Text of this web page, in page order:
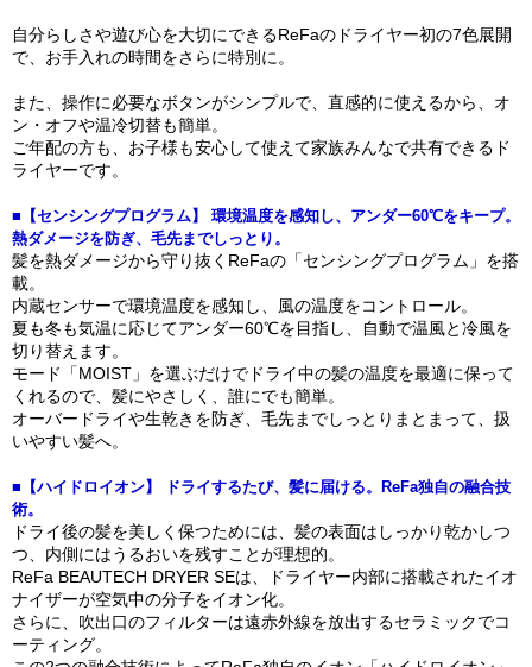
自分らしさや遊び心を大切にできるReFaのドライヤー初の7色展開
で、お手入れの時間をさらに特別に。
また、操作に必要なボタンがシンプルで、直感的に使えるから、オ
ン・オフや温冷切替も簡単。
ご年配の方も、お子様も安心して使えて家族みんなで共有できるド
ライヤーです。
■【センシングプログラム】 環境温度を感知し、アンダー60℃をキープ。
熱ダメージを防ぎ、毛先までしっとり。
髪を熱ダメージから守り抜くReFaの「センシングプログラム」を搭
載。
内蔵センサーで環境温度を感知し、風の温度をコントロール。
夏も冬も気温に応じてアンダー60℃を目指し、自動で温風と冷風を
切り替えます。
モード「MOIST」を選ぶだけでドライ中の髪の温度を最適に保って
くれるので、髪にやさしく、誰にでも簡単。
オーバードライや生乾きを防ぎ、毛先までしっとりまとまって、扱
いやすい髪へ。
■【ハイドロイオン】 ドライするたび、髪に届ける。ReFa独自の融合技
術。
ドライ後の髪を美しく保つためには、髪の表面はしっかり乾かしつ
つ、内側にはうるおいを残すことが理想的。
ReFa BEAUTECH DRYER SEは、ドライヤー内部に搭載されたイオ
ナイザーが空気中の分子をイオン化。
さらに、吹出口のフィルターは遠赤外線を放出するセラミックでコ
ーティング。